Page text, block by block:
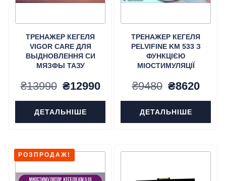
ТРЕНАЖЕР КЕГЕЛЯ
VIGOR CARE ДЛЯ
ВЫДНОВЛЕННЯ СИ
МЯЗФЫ ТАЗУ
₴13990 Оригінальна
ціна:
₴13990.
₴12990Поточна
ціна:
₴12990.
ДЕТАЛЬНІШЕ
ТРЕНАЖЕР КЕГЕЛЯ
PELVIFINE KM 533 З
ФУНКЦІЄЮ
МІОСТИМУЛЯЦІЇ
₴9480
ціна:
₴9480.
₴8620
ціна:
ДЕТАЛЬНІШЕ
РОЗПРОДАЖ!